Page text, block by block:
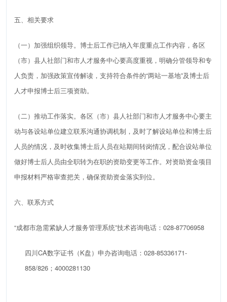
五、 相关要求
（一）加强组织领导。 博士后工作已纳入年度重点工作内容， 各区
（市）县人社部门和市人才服务中心要高度重视， 明确分管领导和专
人负责，加强政策宣传解读 ， 支持符合条件的“两站一基地”及博士后
人才申报博士后三项资助。
（二） 推动工作落实。 各区（市）县人社部门和市人才服务中心要主
动与各设站单位建立联系沟通协调机制，及时了解设站单位和博士后
人员的情况 ，及时收集博士后人员在站期间转岗情况，配合设站单位
做好博士后人员由全职转为在职的资助变更等工作。 对资助资金项目
申报材料严格审查把关， 确保资助资金落实到位。
六、联系方式
“成都市急需紧缺人才服务管理系统”技术咨询电话： 028-87706958
四川CA数字证书 （K盘）申办咨询电话：028-85336171-
858/826 ；4000281130